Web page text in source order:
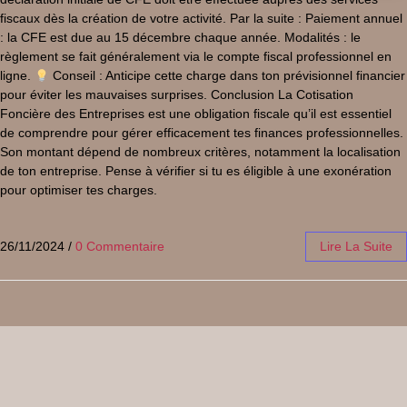
fiscaux dès la création de votre activité. Par la suite : Paiement annuel
: la CFE est due au 15 décembre chaque année. Modalités : le
règlement se fait généralement via le compte fiscal professionnel en
ligne.
Conseil : Anticipe cette charge dans ton prévisionnel financier
pour éviter les mauvaises surprises. Conclusion La Cotisation
Foncière des Entreprises est une obligation fiscale qu’il est essentiel
de comprendre pour gérer efficacement tes finances professionnelles.
Son montant dépend de nombreux critères, notamment la localisation
de ton entreprise. Pense à vérifier si tu es éligible à une exonération
pour optimiser tes charges.
26/11/2024 / 0 Commentaire Lire La Suite